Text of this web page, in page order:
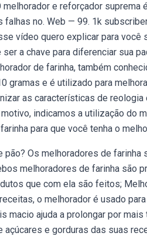
e reforçador suprema
falhas no. Web — 99. 1k
vídeo quero explicar para você
a chave para diferenciar sua
de farinha, também
gramas e é utilizado para
as características de
indicamos a utilização do
para que você tenha o
Os melhoradores de
melhoradores de farinha são
que com ela são feitos;
o melhorador é usado
macio ajuda a prolongar por
açúcares e gorduras das suas